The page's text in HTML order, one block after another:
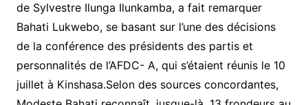
de Sylvestre Ilunga Ilunkamba, a fait remarquer
Bahati Lukwebo, se basant sur l’une des décisions
de la conférence des présidents des partis et
personnalités de l’AFDC- A, qui s’étaient réunis le 10
juillet à Kinshasa.Selon des sources concordantes,